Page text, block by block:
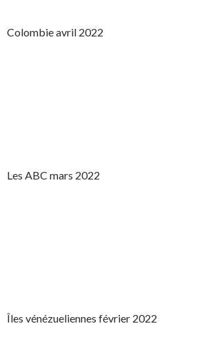
Colombie avril 2022
Les ABC mars 2022
Îles vénézueliennes février 2022